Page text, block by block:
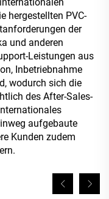
hergestellten PVC-
der
und anderen
Leistungen aus
Inbetriebnahme
wodurch sich die
des After-Sales-
aufgebaute
Kunden zudem